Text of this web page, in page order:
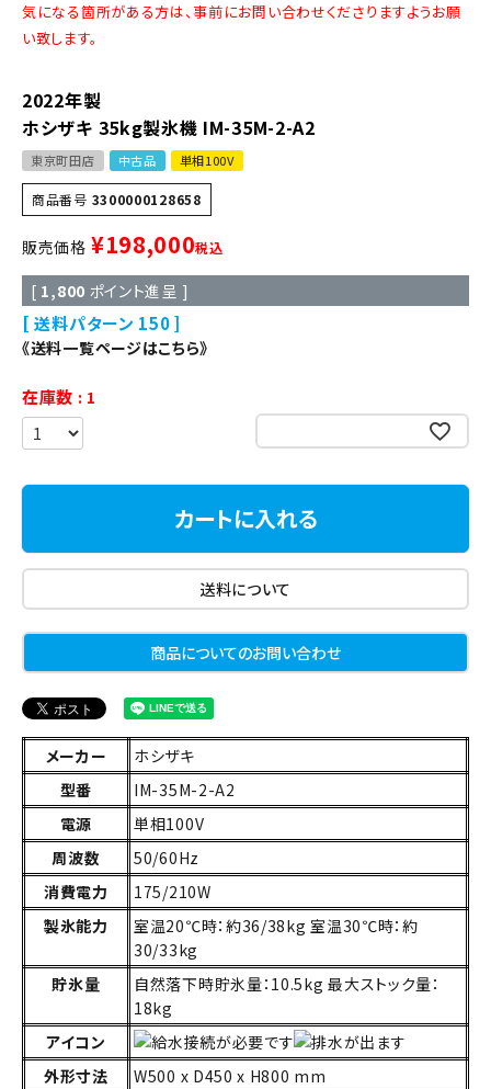
気になる箇所がある方は、事前にお問い合わせくださりますようお願
い致します。
2022年製
ホシザキ 35kg製氷機 IM-35M-2-A2
東京町田店 中古品 単相100V
商品番号 3300000128658
販売価格 ¥198,000税込
[ 1,800 ポイント進呈 ]
送料パターン 150
《送料一覧ページはこちら》
在庫数
1
カートに入れる
送料について
商品についてのお問い合わせ
メーカー
ホシザキ
型番
IM-35M-2-A2
電源
単相100V
周波数
50/60Hz
消費電力
175/210W
製氷能力
室温20℃時：約36/38kg 室温30℃時：約
30/33kg
貯氷量
自然落下時貯氷量：10.5kg 最大ストック量：
18kg
アイコン
外形寸法
W500 x D450 x H800 mm